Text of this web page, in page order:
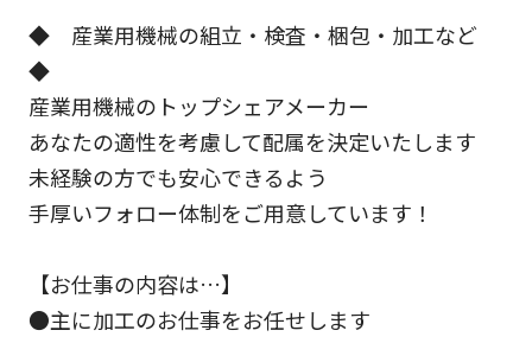
◆ 産業用機械の組立・検査・梱包・加工など
◆
産業用機械のトップシェアメーカー
あなたの適性を考慮して配属を決定いたします
未経験の方でも安心できるよう
手厚いフォロー体制をご用意しています！
【お仕事の内容は…】
●主に加工のお仕事をお任せします